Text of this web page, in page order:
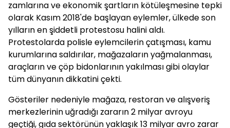
zamlarına ve ekonomik şartların kötüleşmesine tepki
olarak Kasım 2018'de başlayan eylemler, ülkede son
yılların en şiddetli protestosu halini aldı.
Protestolarda polisle eylemcilerin çatışması, kamu
kurumlarına saldırılar, mağazaların yağmalanması,
araçların ve çöp bidonlarının yakılması gibi olaylar
tüm dünyanın dikkatini çekti.
Gösteriler nedeniyle mağaza, restoran ve alışveriş
merkezlerinin uğradığı zararın 2 milyar avroyu
geçtiği, gıda sektörünün yaklaşık 13 milyar avro zarar